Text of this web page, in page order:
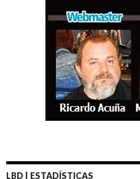
LBD | ESTADÍSTICAS